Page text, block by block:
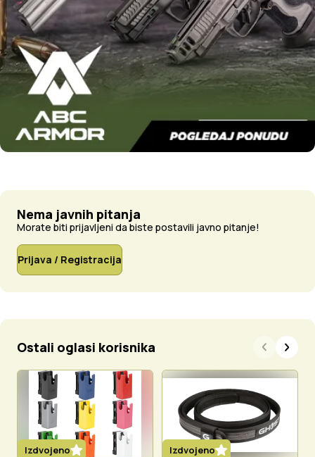
Nema javnih pitanja
Morate biti prijavljeni da biste postavili javno pitanje!
Prijava / Registracija
Ostali oglasi korisnika
Izdvojeno
Izdvojeno